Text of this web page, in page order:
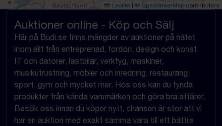
Leaflet © OpenStreetMap contributors
Auktioner online - Köp och Sälj
Här på Budi.se finns mängder av auktioner på nätet
inom allt från entreprenad, fordon, design och konst,
IT och datorer, lastbilar, verktyg, maskiner,
musikutrustning, möbler och inredning, restaurang,
sport, gym och mycket mer. Hos oss kan du fynda
produkter från kända varumärken och göra bra affärer.
Besök oss innan du köper nytt, chansen är stor att vi
har en auktion med exakt samma vara till ett bättre